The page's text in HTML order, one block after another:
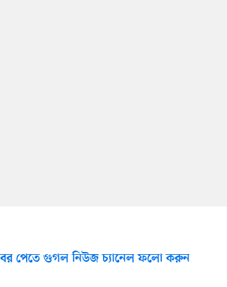
পেতে গুগল নিউজ চ্যানেল ফলো করুন